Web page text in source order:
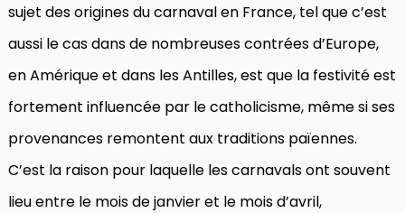
sujet des origines du carnaval en France, tel que c’est
aussi le cas dans de nombreuses contrées d’Europe,
en Amérique et dans les Antilles, est que la festivité est
fortement influencée par le catholicisme, même si ses
provenances remontent aux traditions païennes.
C’est la raison pour laquelle les carnavals ont souvent
lieu entre le mois de janvier et le mois d’avril,